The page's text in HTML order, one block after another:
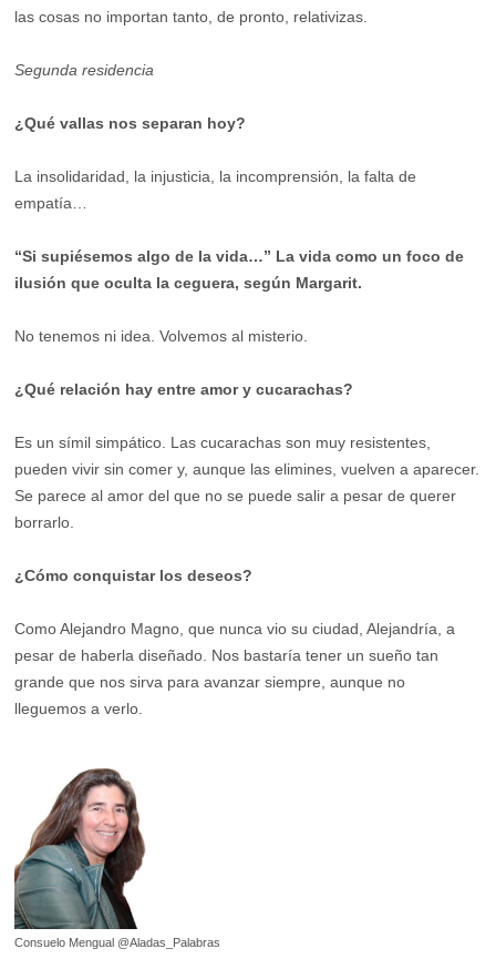
las cosas no importan tanto, de pronto, relativizas.
Segunda residencia
¿Qué vallas nos separan hoy?
La insolidaridad, la injusticia, la incomprensión, la falta de
empatía…
“Si supiésemos algo de la vida…” La vida como un foco de
ilusión que oculta la ceguera, según Margarit.
No tenemos ni idea. Volvemos al misterio.
¿Qué relación hay entre amor y cucarachas?
Es un símil simpático. Las cucarachas son muy resistentes,
pueden vivir sin comer y, aunque las elimines, vuelven a aparecer.
Se parece al amor del que no se puede salir a pesar de querer
borrarlo.
¿Cómo conquistar los deseos?
Como Alejandro Magno, que nunca vio su ciudad, Alejandría, a
pesar de haberla diseñado. Nos bastaría tener un sueño tan
grande que nos sirva para avanzar siempre, aunque no
lleguemos a verlo.
Consuelo Mengual @Aladas_Palabras